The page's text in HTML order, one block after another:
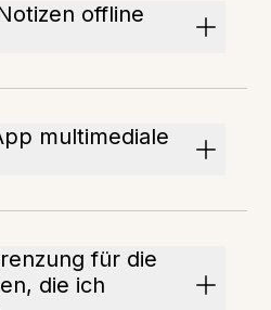
offline
multimediale
für die
die ich